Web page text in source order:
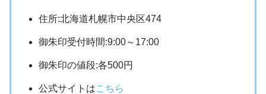
住所:北海道札幌市中央区474
御朱印受付時間:9:00～17:00
御朱印の値段:各500円
公式サイトはこちら